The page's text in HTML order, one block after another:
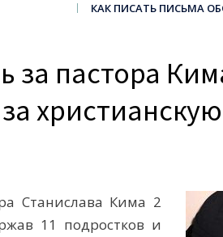
КАК ПИСАТЬ ПИСЬМА
за пастора
христианскую
Станислава Кима 2
11 подростков и